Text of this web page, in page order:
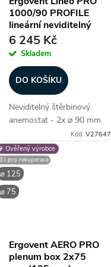
1000/90 PROFILE
lineární neviditelný
štěrbinový difuzor
6 245 Kč
Skladem
DO KOŠÍKU
Neviditelný štěrbinový
anemostat - 2x ⌀ 90 mm
(průměr potrubí), verze
PROFILE - instalace do
sádrokartonu, průtok až
120 m³/h (na segment /
lze řetězit), plenum box...
Kód: V27647
⌀ 125
Ověřený výrobce
⌀ 75
I pro rekuperace
Ergovent AERO PRO
plenum box 2x75